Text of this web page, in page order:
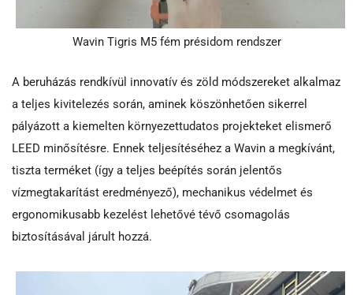
Wavin Tigris M5 fém présidom rendszer
A beruházás rendkívül innovatív és zöld módszereket alkalmaz
a teljes kivitelezés során, aminek köszönhetően sikerrel
pályázott a kiemelten környezettudatos projekteket elismerő
LEED minősítésre. Ennek teljesítéséhez a Wavin a megkívánt,
tiszta terméket (így a teljes beépítés során jelentős
vízmegtakarítást eredményező), mechanikus védelmet és
ergonomikusabb kezelést lehetővé tévő csomagolás
biztosításával járult hozzá.